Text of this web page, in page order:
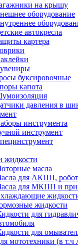
на крышу
оборудование
автокресла
картера
буксировочные
капота
давления в
инструмента
инструмент
жидкости
масла
для АКПП,
для МКПП и
жидкости
для
для
мототехники (в т.ч